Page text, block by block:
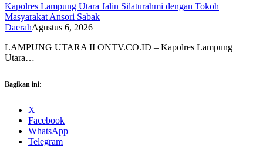
Kapolres Lampung Utara Jalin Silaturahmi dengan Tokoh
Masyarakat Ansori Sabak
DaerahAgustus 6, 2026
LAMPUNG UTARA II ONTV.CO.ID – Kapolres Lampung
Utara…
Bagikan ini:
X
Facebook
WhatsApp
Telegram